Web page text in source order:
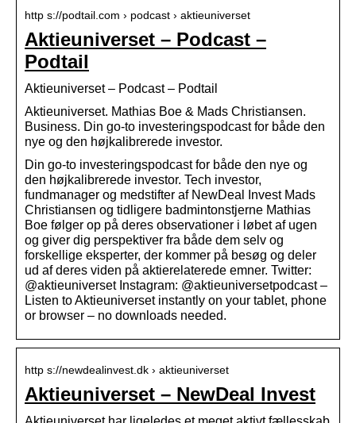
http s://podtail.com › podcast › aktieuniverset
Aktieuniverset – Podcast –
Podtail
Aktieuniverset – Podcast – Podtail
Aktieuniverset. Mathias Boe & Mads Christiansen.
Business. Din go-to investeringspodcast for både den
nye og den højkalibrerede investor.
Din go-to investeringspodcast for både den nye og
den højkalibrerede investor. Tech investor,
fundmanager og medstifter af NewDeal Invest Mads
Christiansen og tidligere badmintonstjerne Mathias
Boe følger op på deres observationer i løbet af ugen
og giver dig perspektiver fra både dem selv og
forskellige eksperter, der kommer på besøg og deler
ud af deres viden på aktierelaterede emner. Twitter:
@aktieuniverset Instagram: @aktieuniversetpodcast –
Listen to Aktieuniverset instantly on your tablet, phone
or browser – no downloads needed.
http s://newdealinvest.dk › aktieuniverset
Aktieuniverset – NewDeal Invest